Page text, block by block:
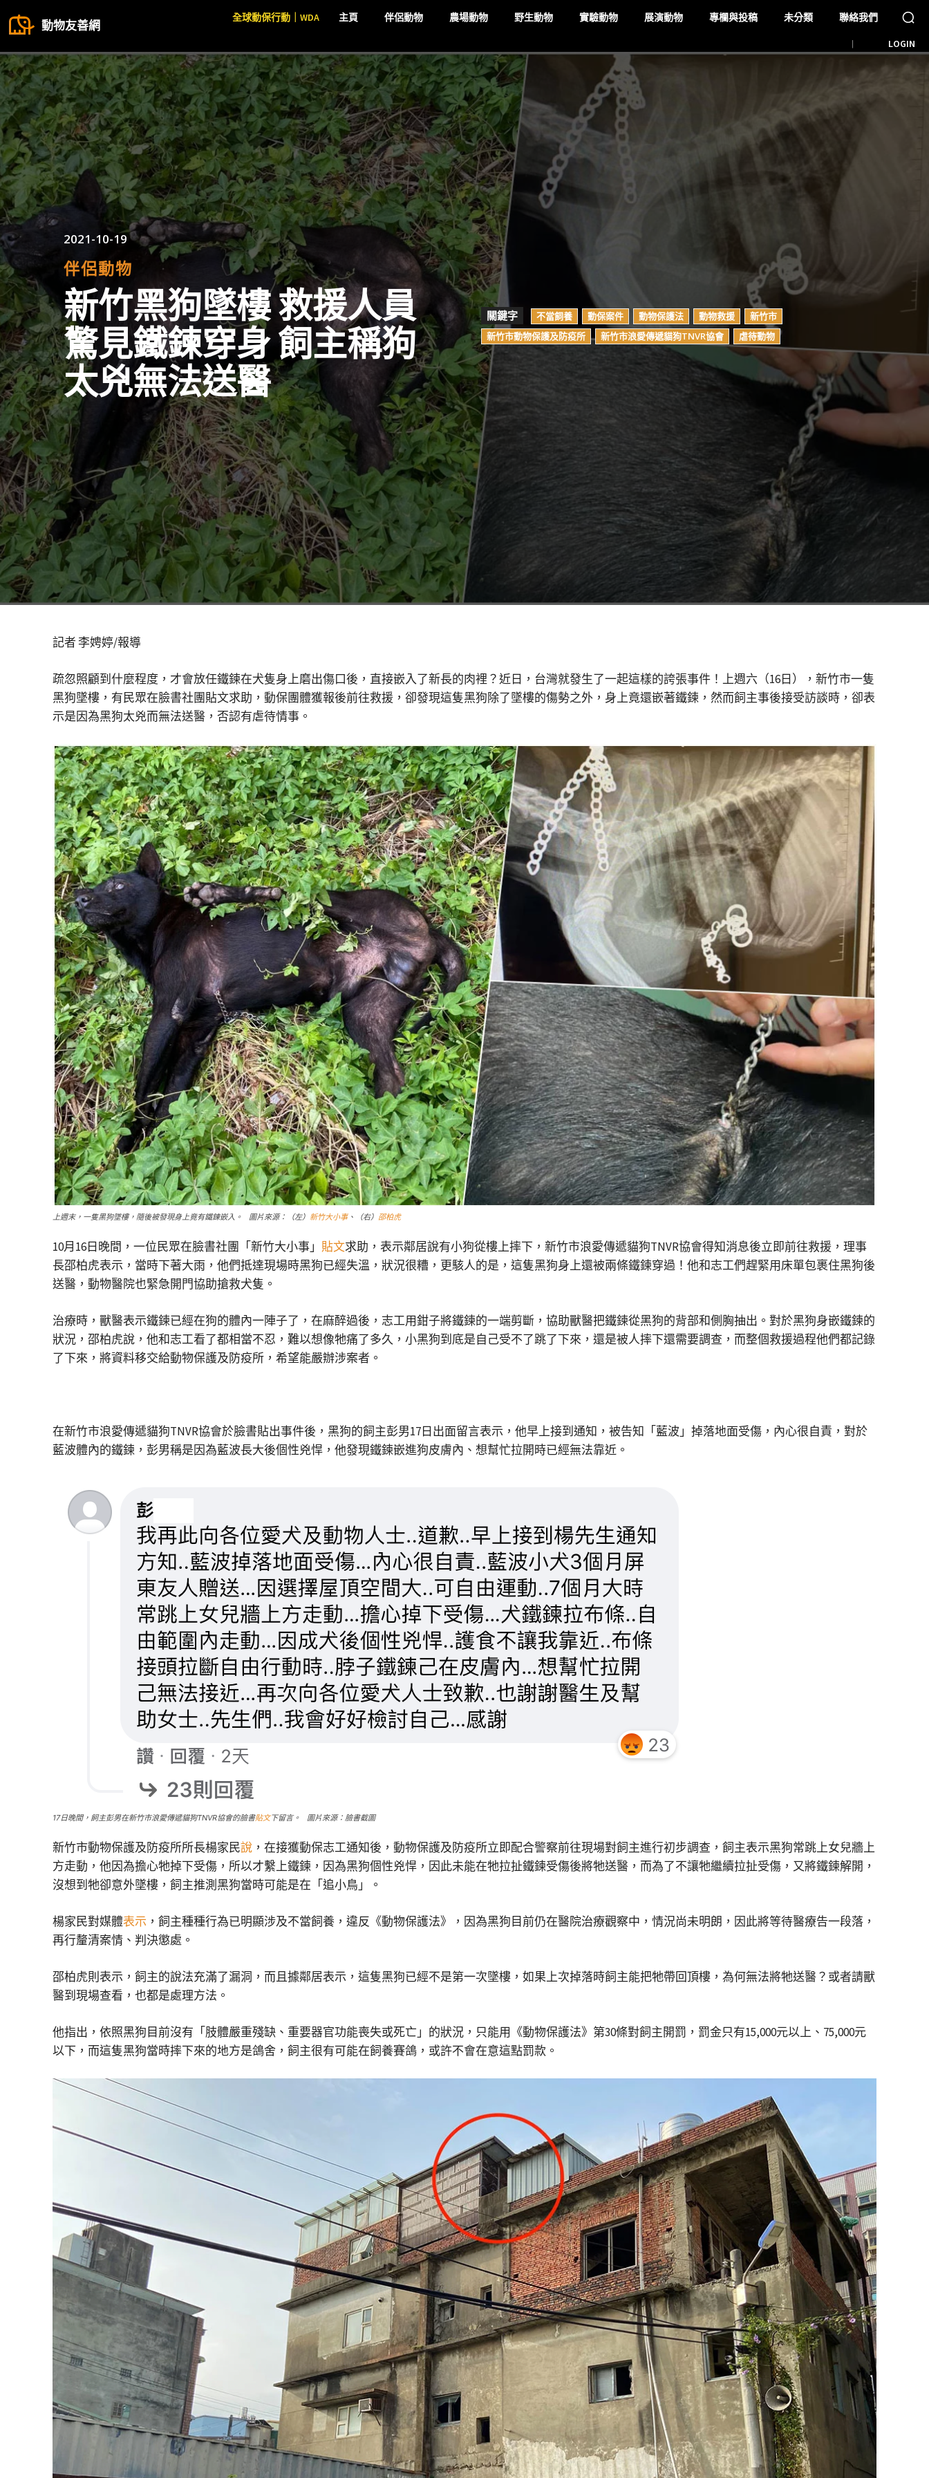
動物友善網
全球動保行動｜WDA 主頁 伴侶動物 農場動物 野生動物 實驗動物 展演動物 專欄與投稿 未分類 聯絡我們
LOGIN
2021-10-19
伴侶動物
新竹黑狗墜樓 救援人員
驚見鐵鍊穿身 飼主稱狗
太兇無法送醫
關鍵字 不當飼養 動保案件 動物保護法 動物救援
新竹市
新竹市動物保護及防疫所
新竹市浪愛傳遞貓狗TNVR協會 虐待動物
記者 李娉婷/報導
疏忽照顧到什麼程度，才會放任鐵鍊在犬隻身上磨出傷口後，直接嵌入了新長的肉裡？近日，台灣就發生了一起這樣的誇張事件！上週六（16日），新竹市一隻
黑狗墜樓，有民眾在臉書社團貼文求助，動保團體獲報後前往救援，卻發現這隻黑狗除了墜樓的傷勢之外，身上竟還嵌著鐵鍊，然而飼主事後接受訪談時，卻表
示是因為黑狗太兇而無法送醫，否認有虐待情事。
上週末，一隻黑狗墜樓，隨後被發現身上竟有鐵鍊嵌入。 圖片來源：（左） 新竹大小事、（右） 邵柏虎
10月16日晚間，一位民眾在臉書社團「新竹大小事」 貼文求助，表示鄰居說有小狗從樓上摔下，新竹市浪愛傳遞貓狗TNVR協會得知消息後立即前往救援，理事
長邵柏虎表示，當時下著大雨，他們抵達現場時黑狗已經失溫，狀況很糟，更駭人的是，這隻黑狗身上還被兩條鐵鍊穿過！他和志工們趕緊用床單包裹住黑狗後
送醫，動物醫院也緊急開門協助搶救犬隻。
治療時，獸醫表示鐵鍊已經在狗的體內一陣子了，在麻醉過後，志工用鉗子將鐵鍊的一端剪斷，協助獸醫把鐵鍊從黑狗的背部和側胸抽出。對於黑狗身嵌鐵鍊的
狀況，邵柏虎說，他和志工看了都相當不忍，難以想像牠痛了多久，小黑狗到底是自己受不了跳了下來，還是被人摔下還需要調查，而整個救援過程他們都記錄
了下來，將資料移交給動物保護及防疫所，希望能嚴辦涉案者。
在新竹市浪愛傳遞貓狗TNVR協會於臉書貼出事件後，黑狗的飼主彭男17日出面留言表示，他早上接到通知，被告知「藍波」掉落地面受傷，內心很自責，對於
藍波體內的鐵鍊，彭男稱是因為藍波長大後個性兇悍，他發現鐵鍊嵌進狗皮膚內、想幫忙拉開時已經無法靠近。
17日晚間，飼主彭男在新竹市浪愛傳遞貓狗TNVR協會的臉書貼文下留言。 圖片來源：臉書截圖
新竹市動物保護及防疫所所長楊家民說 ，在接獲動保志工通知後，動物保護及防疫所立即配合警察前往現場對飼主進行初步調查，飼主表示黑狗常跳上女兒牆上
方走動，他因為擔心牠掉下受傷，所以才繫上鐵鍊，因為黑狗個性兇悍，因此未能在牠拉扯鐵鍊受傷後將牠送醫，而為了不讓牠繼續拉扯受傷，又將鐵鍊解開，
沒想到牠卻意外墜樓，飼主推測黑狗當時可能是在「追小鳥」。
楊家民對媒體表示 ，飼主種種行為已明顯涉及不當飼養，違反《動物保護法》，因為黑狗目前仍在醫院治療觀察中，情況尚未明朗，因此將等待醫療告一段落，
再行釐清案情、判決懲處。
邵柏虎則表示，飼主的說法充滿了漏洞，而且據鄰居表示，這隻黑狗已經不是第一次墜樓，如果上次掉落時飼主能把牠帶回頂樓，為何無法將牠送醫？或者請獸
醫到現場查看，也都是處理方法。
他指出，依照黑狗目前沒有「肢體嚴重殘缺、重要器官功能喪失或死亡」的狀況，只能用《動物保護法》第30條對飼主開罰，罰金只有15,000元以上、75,000元
以下，而這隻黑狗當時摔下來的地方是鴿舍，飼主很有可能在飼養賽鴿，或許不會在意這點罰款。